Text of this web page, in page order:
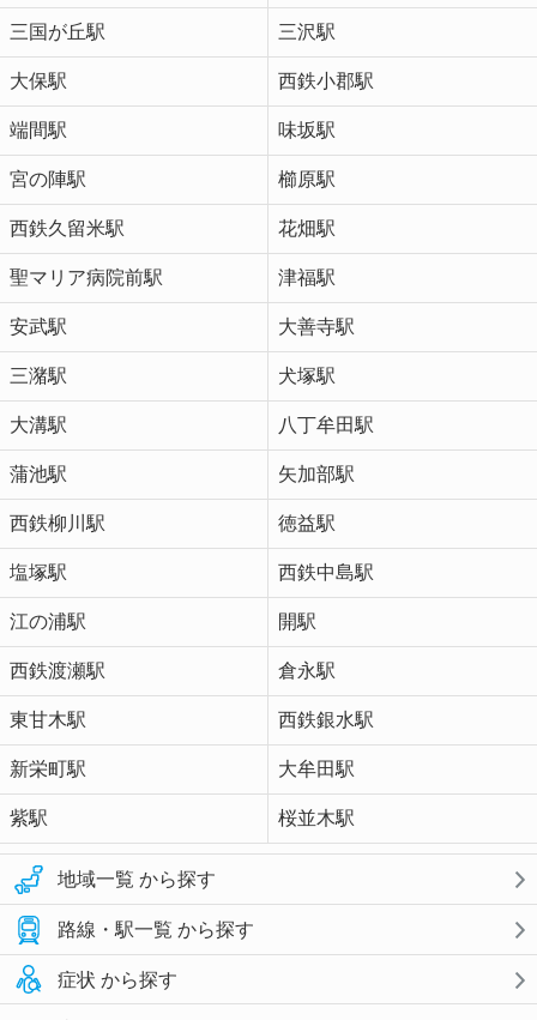
三国が丘駅 三沢駅
大保駅 西鉄小郡駅
端間駅 味坂駅
宮の陣駅 櫛原駅
西鉄久留米駅 花畑駅
聖マリア病院前駅 津福駅
安武駅 大善寺駅
三潴駅 犬塚駅
大溝駅 八丁牟田駅
蒲池駅 矢加部駅
西鉄柳川駅 徳益駅
塩塚駅 西鉄中島駅
江の浦駅 開駅
西鉄渡瀬駅 倉永駅
東甘木駅 西鉄銀水駅
新栄町駅 大牟田駅
紫駅 桜並木駅
地域一覧 から探す
路線・駅一覧 から探す
症状 から探す